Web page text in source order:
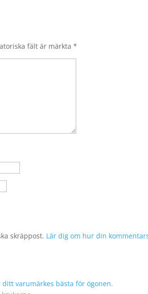
fält är märkta*
skräppost. Lär dig om hur din
varumärkes bästa för ögonen.